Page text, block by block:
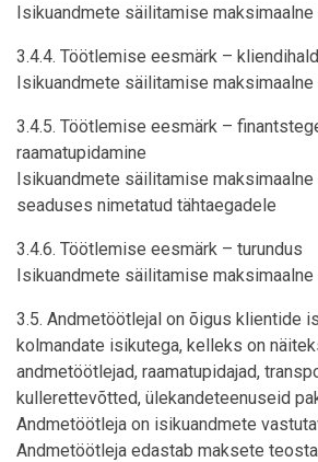
Isikuandmete säilitamise
3.4.4. Töötlemise eesmärk –
Isikuandmete säilitamise
3.4.5. Töötlemise eesmärk –
raamatupidamine
Isikuandmete säilitamise
seaduses nimetatud tähtaegadele
3.4.6. Töötlemise eesmärk – turundus
Isikuandmete säilitamise
3.5. Andmetöötlejal on õigus klientide
kolmandate isikutega, kelleks on
andmetöötlejad, raamatupidajad,
kullerettevõtted, ülekandeteenuseid
Andmetöötleja on isikuandmete
Andmetöötleja edastab maksete